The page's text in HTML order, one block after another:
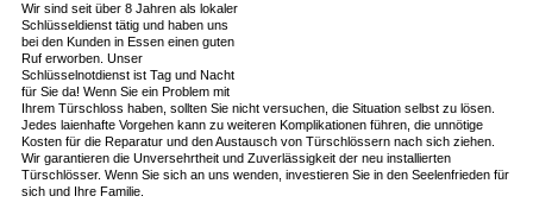
Wir sind seit über 8 Jahren als lokaler
Schlüsseldienst tätig und haben uns
bei den Kunden in Essen einen guten
Ruf erworben. Unser
Schlüsselnotdienst ist Tag und Nacht
für Sie da! Wenn Sie ein Problem mit
Ihrem Türschloss haben, sollten Sie nicht versuchen, die Situation selbst zu lösen.
Jedes laienhafte Vorgehen kann zu weiteren Komplikationen führen, die unnötige
Kosten für die Reparatur und den Austausch von Türschlössern nach sich ziehen.
Wir garantieren die Unversehrtheit und Zuverlässigkeit der neu installierten
Türschlösser. Wenn Sie sich an uns wenden, investieren Sie in den Seelenfrieden für
sich und Ihre Familie.